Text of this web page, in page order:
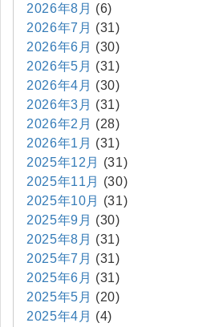
2026年8月 (6)
2026年7月 (31)
2026年6月 (30)
2026年5月 (31)
2026年4月 (30)
2026年3月 (31)
2026年2月 (28)
2026年1月 (31)
2025年12月
(31)
2025年11月
(30)
2025年10月
(31)
2025年9月 (30)
2025年8月 (31)
2025年7月 (31)
2025年6月 (31)
2025年5月 (20)
2025年4月 (4)